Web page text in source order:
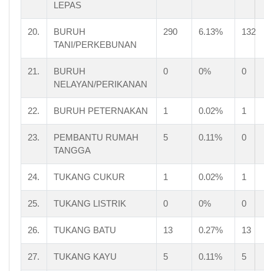
LEPAS
20.
BURUH
TANI/PERKEBUNAN
290 6.13% 132
21.
BURUH
NELAYAN/PERIKANAN
0 0% 0
22. BURUH PETERNAKAN 1 0.02% 1
23.
PEMBANTU RUMAH
TANGGA
5 0.11% 0
24. TUKANG CUKUR 1 0.02% 1
25. TUKANG LISTRIK 0 0% 0
26. TUKANG BATU 13 0.27% 13
27. TUKANG KAYU 5 0.11% 5